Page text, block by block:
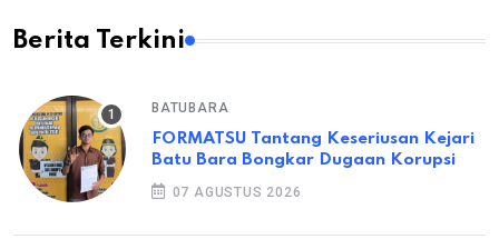
Berita Terkini
BATUBARA
FORMATSU Tantang Keseriusan Kejari
Batu Bara Bongkar Dugaan Korupsi
07 AGUSTUS 2026